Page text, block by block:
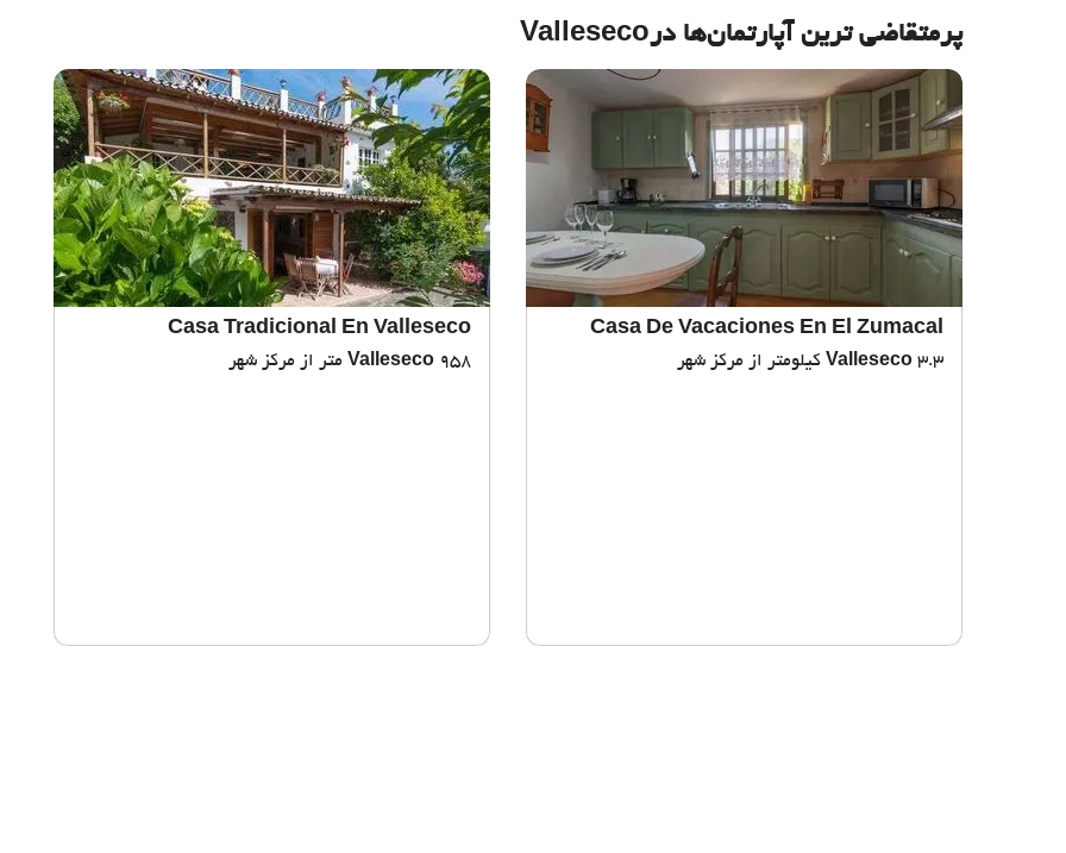
پرمتقاضی ترین آپارتمان‌‌ها درValleseco
Casa De Vacaciones En El Zumacal
Valleseco 3.3 کیلومتر از مرکز شهر
Casa Tradicional En Valleseco
Valleseco 958 متر از مرکز شهر